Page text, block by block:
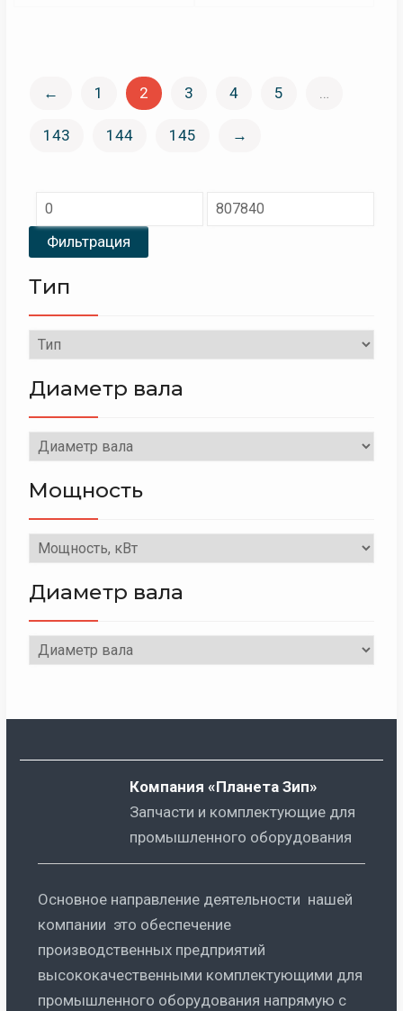
← 1 2 3 4 5
143 144 145 →
Минимальная
цена
Максимальная
Фильтрация
Тип
Диаметр вала
Мощность
Диаметр вала
Компания «Планета Зип»
Запчасти и комплектующие для
промышленного оборудования
Основное направление деятельности нашей
компании это обеспечение
производственных предприятий
высококачественными комплектующими для
промышленного оборудования напрямую с